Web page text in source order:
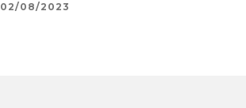
02/08/2023